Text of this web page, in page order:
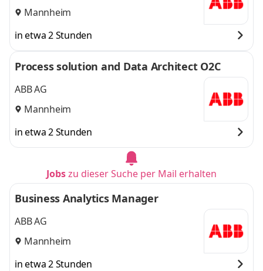
Mannheim
in etwa 2 Stunden
Process solution and Data Architect O2C
ABB AG
Mannheim
in etwa 2 Stunden
Jobszu dieser Suche per Mail erhalten
Business Analytics Manager
ABB AG
Mannheim
in etwa 2 Stunden